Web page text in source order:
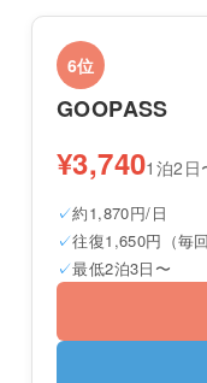
6位
GOOPASS
¥3,7401泊2日
約1,870円/日
往復1,650円（毎
最低2泊3日〜